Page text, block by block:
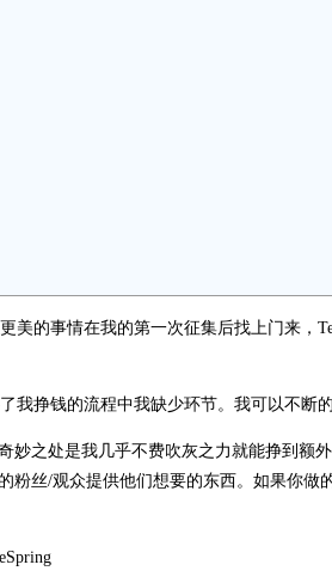
美的事情在我的第一次征集后找上门来，
我挣钱的流程中我缺少环节。我可以不断
妙之处是我几乎不费吹灰之力就能挣到额
粉丝/观众提供他们想要的东西。如果你